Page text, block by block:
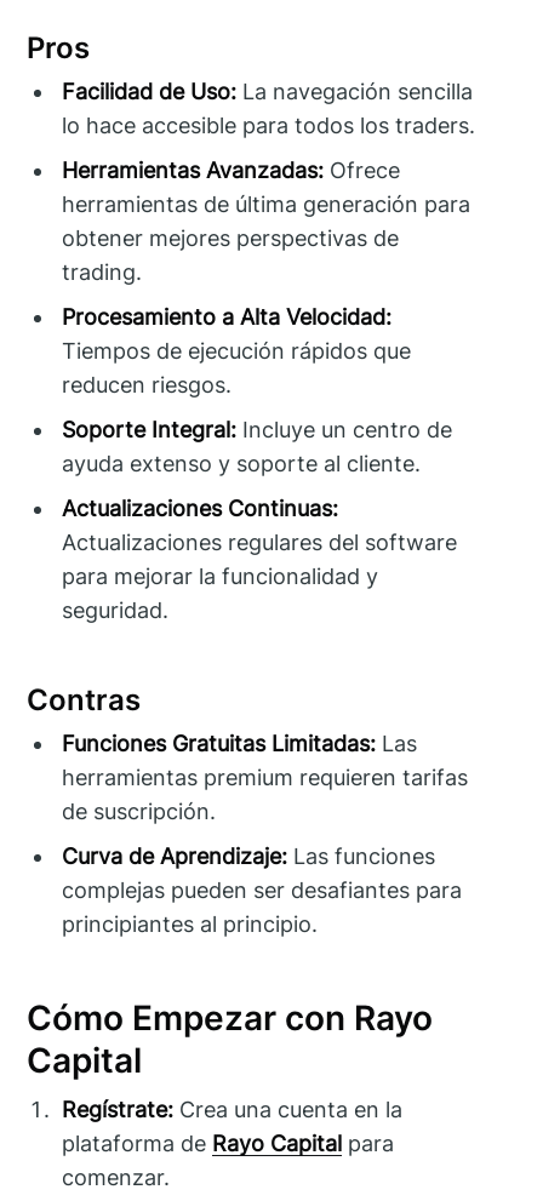
Pros
Facilidad de Uso: La navegación sencilla
lo hace accesible para todos los traders.
Herramientas Avanzadas: Ofrece
herramientas de última generación para
obtener mejores perspectivas de
trading.
Procesamiento a Alta Velocidad:
Tiempos de ejecución rápidos que
reducen riesgos.
Soporte Integral: Incluye un centro de
ayuda extenso y soporte al cliente.
Actualizaciones Continuas:
Actualizaciones regulares del software
para mejorar la funcionalidad y
seguridad.
Contras
Funciones Gratuitas Limitadas: Las
herramientas premium requieren tarifas
de suscripción.
Curva de Aprendizaje: Las funciones
complejas pueden ser desafiantes para
principiantes al principio.
Cómo Empezar con Rayo
Capital
Regístrate: Crea una cuenta en la
plataforma de Rayo Capital para
comenzar.